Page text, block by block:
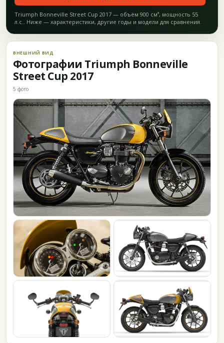
Triumph Bonneville Street Cup 2017 — объём 900 см³, мощность 55
л.с.. Ниже — характеристики, другие годы и модели для сравнения.
ВНЕШНИЙ ВИД
Фотографии Triumph Bonneville
Street Cup 2017
5 фото